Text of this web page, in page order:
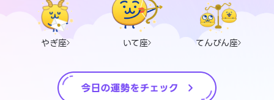
やぎ座 いて座 てんびん座